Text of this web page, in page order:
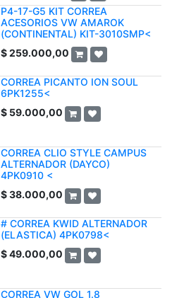
P4-17-G5 KIT CORREA
ACESORIOS VW AMAROK
(CONTINENTAL) KIT-3010SMP<
$259.000,00
CORREA PICANTO ION SOUL
6PK1255<
$ 59.000,00
CORREA CLIO STYLE CAMPUS
ALTERNADOR (DAYCO)
4PK0910 <
$38.000,00
# CORREA KWID ALTERNADOR
(ELASTICA) 4PK0798<
$49.000,00
CORREA VW GOL 1.8